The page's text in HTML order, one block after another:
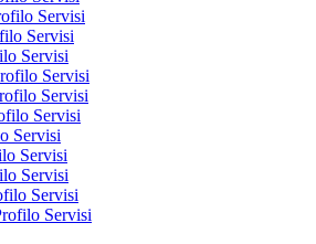
Servisi
Servisi
Servisi
Servisi
Servisi
Servisi
Servisi
Servisi
Servisi
Servisi
Servisi